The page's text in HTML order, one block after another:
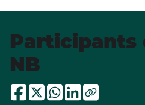
Participants
NB